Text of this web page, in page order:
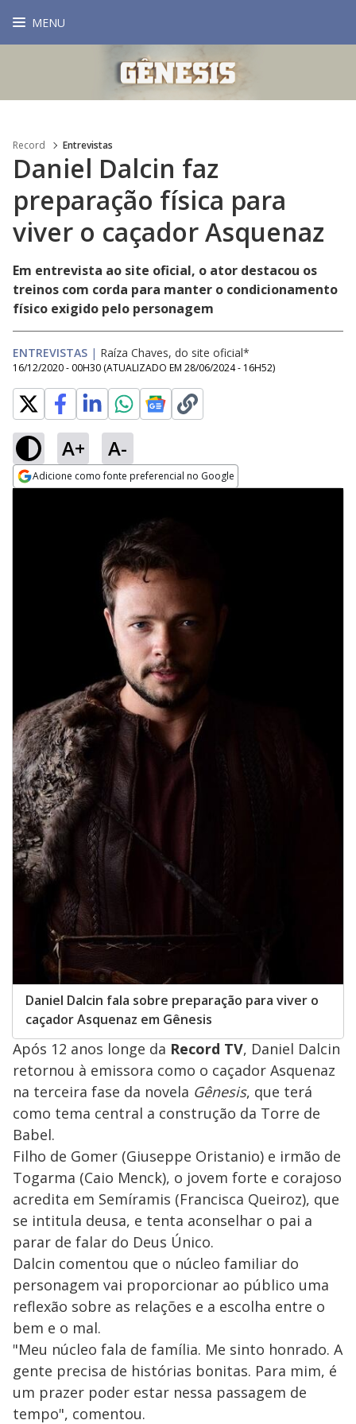
MENU
Record Entrevistas
Daniel Dalcin faz
preparação física para
viver o caçador Asquenaz
Em entrevista ao site oficial, o ator destacou os
treinos com corda para manter o condicionamento
físico exigido pelo personagem
ENTREVISTAS | Raíza Chaves, do site oficial*
16/12/2020 - 00H30 (ATUALIZADO EM 28/06/2024 - 16H52)
A+ A-
Adicione como fonte preferencial no Google
Daniel Dalcin fala sobre preparação para viver o
caçador Asquenaz em Gênesis
Após 12 anos longe da Record TV, Daniel Dalcin
retornou à emissora como o caçador Asquenaz
na terceira fase da novela Gênesis, que terá
como tema central a construção da Torre de
Babel.
Filho de Gomer (Giuseppe Oristanio) e irmão de
Togarma (Caio Menck), o jovem forte e corajoso
acredita em Semíramis (Francisca Queiroz), que
se intitula deusa, e tenta aconselhar o pai a
parar de falar do Deus Único.
Dalcin comentou que o núcleo familiar do
personagem vai proporcionar ao público uma
reflexão sobre as relações e a escolha entre o
bem e o mal.
"Meu núcleo fala de família. Me sinto honrado. A
gente precisa de histórias bonitas. Para mim, é
um prazer poder estar nessa passagem de
tempo", comentou.